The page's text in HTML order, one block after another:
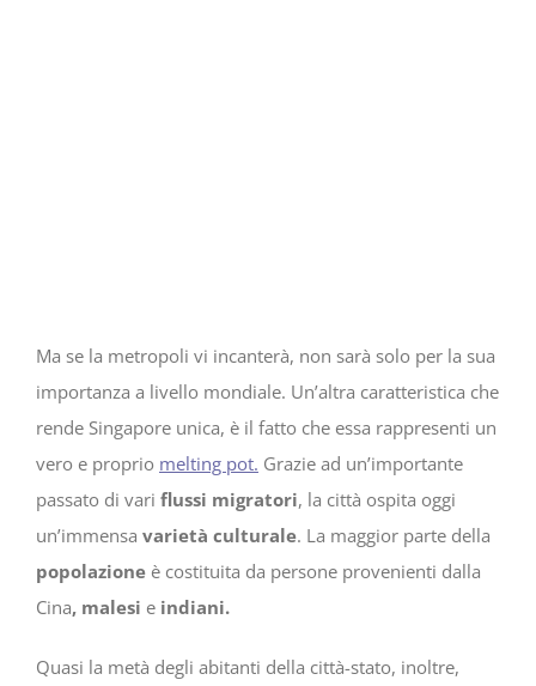
Ma se la metropoli vi incanterà, non sarà solo per la sua
importanza a livello mondiale. Un’altra caratteristica che
rende Singapore unica, è il fatto che essa rappresenti un
vero e proprio melting pot. Grazie ad un’importante
passato di vari flussi migratori, la città ospita oggi
un’immensa varietà culturale. La maggior parte della
popolazione è costituita da persone provenienti dalla
Cina, malesi e indiani.
Quasi la metà degli abitanti della città-stato, inoltre,